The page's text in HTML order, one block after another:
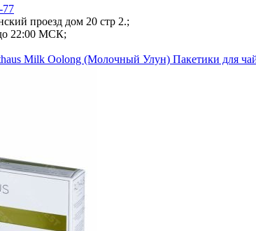
77
проезд дом 20 стр 2.;
22:00 МСК;
Milk Oolong (Молочный Улун) Пакетики для